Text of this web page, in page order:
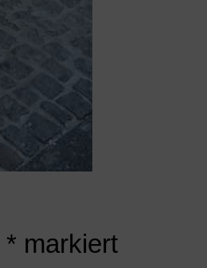
* markiert